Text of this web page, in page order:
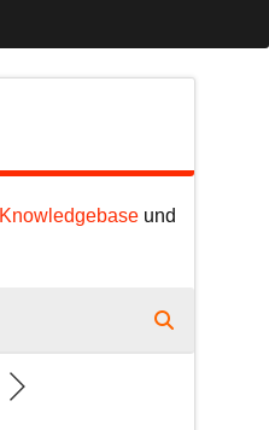
Knowledgebase und